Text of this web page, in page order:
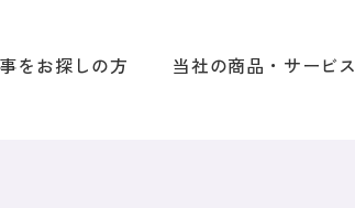
をお探しの方 当社の商品・サービス